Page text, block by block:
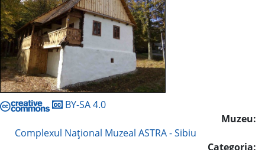
BY-SA 4.0
Muzeu:
Complexul Naţional Muzeal ASTRA - Sibiu
Categoria: